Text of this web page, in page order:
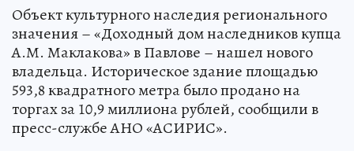
Объект культурного наследия регионального
значения – «Доходный дом наследников купца
А.М. Маклакова» в Павлове – нашел нового
владельца. Историческое здание площадью
593,8 квадратного метра было продано на
торгах за 10,9 миллиона рублей, сообщили в
пресс-службе АНО «АСИРИС».